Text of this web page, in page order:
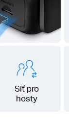
Síť pro
hosty